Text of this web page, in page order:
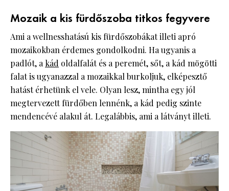
Mozaik a kis fürdőszoba titkos fegyvere
Ami a wellnesshatású kis fürdőszobákat illeti apró
mozaikokban érdemes gondolkodni. Ha ugyanis a
padlót, akád oldalfalát és a peremét, sőt, a kád mögötti
falat is ugyanazzal a mozaikkal burkoljuk, elképesztő
hatást érhetünk el vele. Olyan lesz, mintha egy jól
megtervezett fürdőben lennénk, a kád pedig szinte
mendencévé alakul át. Legalábbis, ami a látványt illeti.